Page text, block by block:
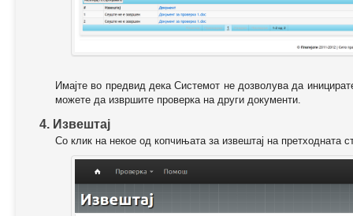
Имајте во предвид дека Системот не дозволува да
можете да извршите проверка на други документи.
4. Извештај
Со клик на некое од копчињата за извештај на претходната